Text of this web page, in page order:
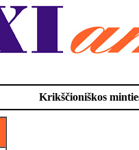
Krikščioniškos